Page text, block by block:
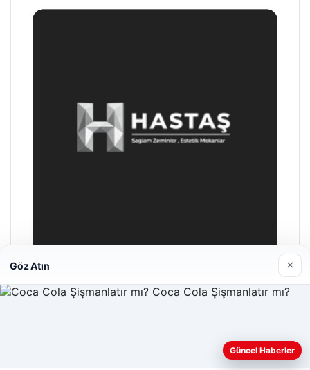
Enes Kaplan Avukatlık Bürosu
04/28/2026
Web sitemizi nasıl kullandığınızı daha iyi anlayabilmek,
deneyiminizi kişiselleştirmek ve geliştirmek amacıyla çerezler
Göz Atın ×
Güncel Haberler